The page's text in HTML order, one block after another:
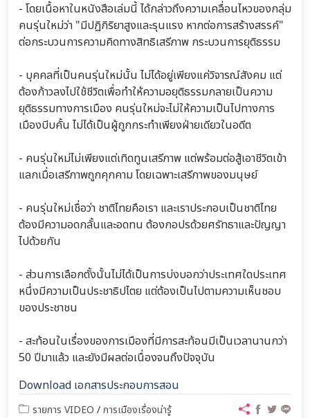
- โดยเนื้อหาในหนังสือเล่มนี้ ได้กล่าวถึงความเคลื่อนไหวของกลุ่ม
คนรุ่นใหม่ว่า "มีปฏิกิริยาสูงและรุนแรง หากต่อการสร้างสรรค์"
ต่อกระบวนการความคิดทางสิทธิเสรีภาพ กระบวนการยุติธรรม
- บุคคลที่เป็นคนรุ่นใหม่นั้น ไม่ได้อยู่เพียงแค่วิจารณ์สังคม แต่
ต้องก้าวลงไปใช้ชีวิตเพื่อทำให้ความอยุติธรรมกลายเป็นความ
ยุติธรรมทางการเมือง คนรุ่นใหม่จะไม่ให้ความเป็นไปทางการ
เมืองบีบคั้น ไม่ได้เป็นผู้ถูกกระทำเพียงฝ่ายเดียวในอดีต
- คนรุ่นใหม่ไม่เพียงแต่เทิดทูนเสรีภาพ แต่พร้อมต่อสู้เอาชีวิตเข้า
แลกเมื่อเสรีภาพถูกคุกคาม โดยเฉพาะเสรีภาพของมนุษย์
- คนรุ่นใหม่เชื่อว่า ชาติไทยคือเรา และเราประกอบเป็นชาติไทย
ต้องมีความอดกลั้นและอดทน ต้องกอปรด้วยศรัทธาและปัญญา
ไปด้วยกัน
- ส่วนการเลือกตั้งนั้นไม่ได้เป็นการบ่งบอกว่าประเทศใดประเทศ
หนึ่งมีความเป็นประชาธิปไตย แต่ต้องเป็นไปตามความเห็นชอบ
ของประชาชน
- สะท้อนในเรื่องของการเมืองที่มีการสะท้อนมีเป็นเวลานานกว่า
50 ปีมาแล้ว และยังมีผลต่อเนื่องจนถึงปัจจุบัน
Download เอกสารประกอบการสอน
รายการ VIDEO /การเมืองเรื่องน่ารู้